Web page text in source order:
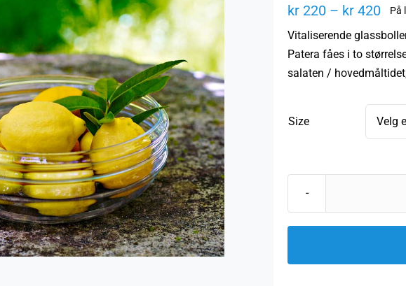
kr 220 – kr 420
kr
til
kr
På
Vitaliserende
Patera fåes i to
salaten /
Size